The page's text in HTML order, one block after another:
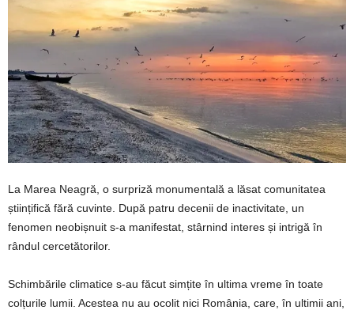
La Marea Neagră, o surpriză monumentală a lăsat comunitatea
științifică fără cuvinte. După patru decenii de inactivitate, un
fenomen neobișnuit s-a manifestat, stârnind interes și intrigă în
rândul cercetătorilor.
Schimbările climatice s-au făcut simțite în ultima vreme în toate
colțurile lumii. Acestea nu au ocolit nici România, care, în ultimii ani,